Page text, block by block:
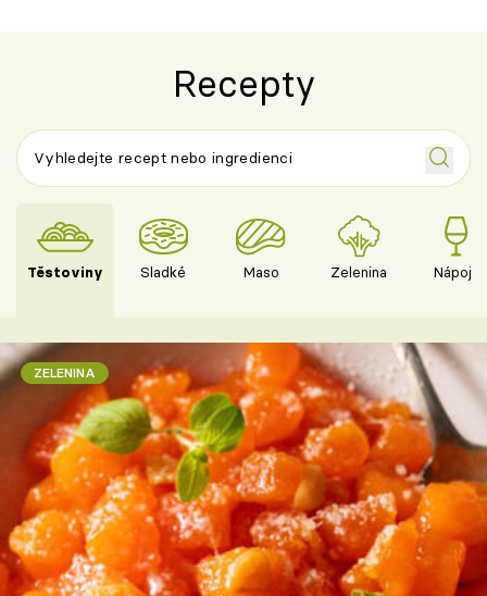
Recepty
Těstoviny Sladké Maso Zelenina Nápoje
ZELENINA